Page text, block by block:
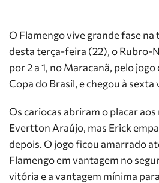
O Flamengo vive grande fase
desta terça-feira (22), o Rubro-
por 2 a 1, no Maracanã, pelo jogo
Copa do Brasil, e chegou à
Os cariocas abriram o placar
Evertton Araújo, mas Erick
depois. O jogo ficou amarrado
Flamengo em vantagem no
vitória e a vantagem mínima